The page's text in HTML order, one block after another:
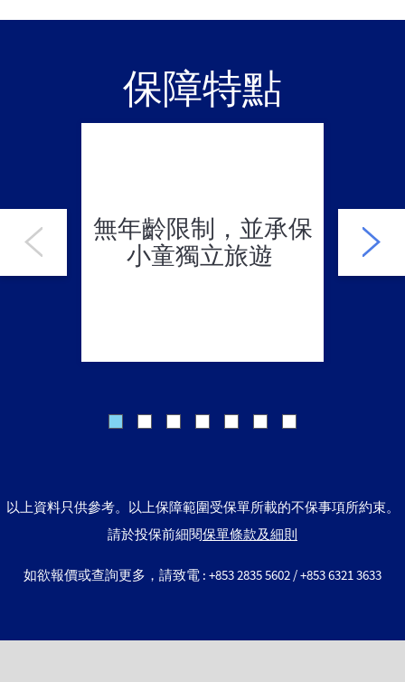
保障特點
無年齡限制，並承保
小童獨立旅遊
各
以上資料只供參考。以上保障範圍受保單所載的不保事項所約束。
請於投保前細閱保單條款及細則
如欲報價或查詢更多，請致電 : +853 2835 5602 / +853 6321 3633